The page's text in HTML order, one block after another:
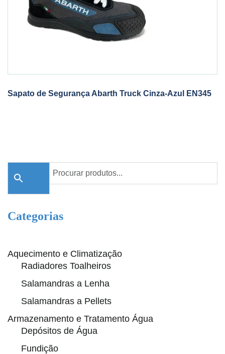
Sapato de Segurança Abarth Truck Cinza-Azul EN345
Categorias
Aquecimento e Climatização
Radiadores Toalheiros
Salamandras a Lenha
Salamandras a Pellets
Armazenamento e Tratamento Água
Depósitos de Água
Fundição